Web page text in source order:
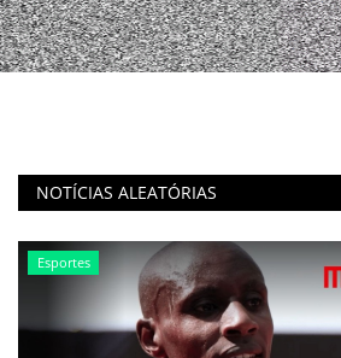
NOTÍCIAS ALEATÓRIAS
Esportes